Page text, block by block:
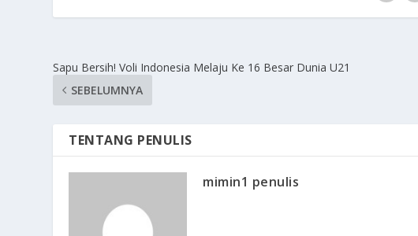
Sapu Bersih! Voli Indonesia Melaju Ke 16 Besar Dunia U21
SEBELUMNYA
TENTANG PENULIS
mimin1 penulis